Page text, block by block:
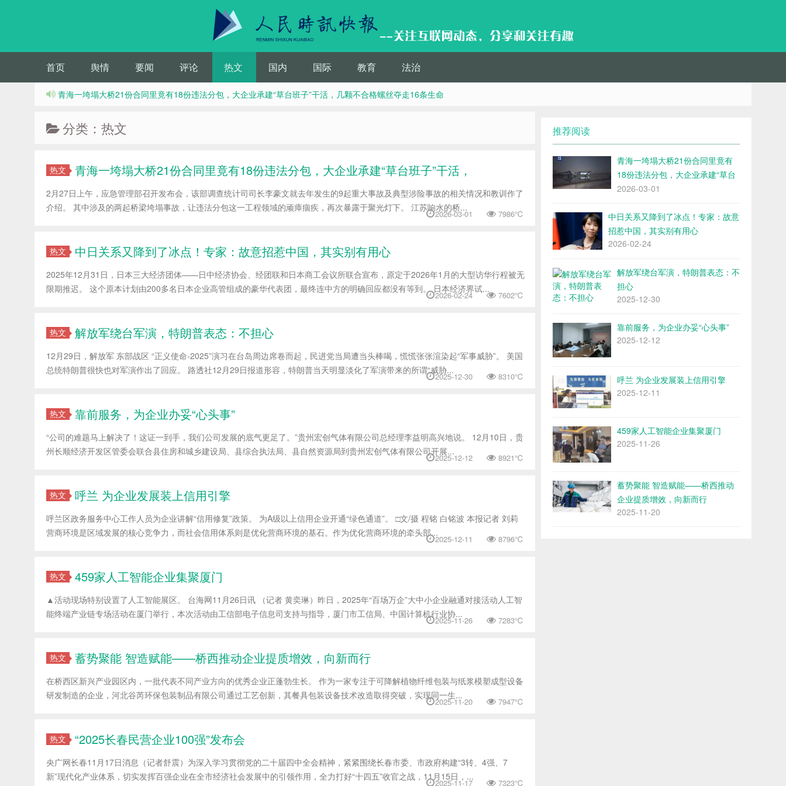
首页 舆情 要闻 评论 热文 国内 国际 教育 法治
青海一垮塌大桥21份合同里竟有18份违法分包，大企业承建“草台班子”干活，几颗不合格螺丝夺走16条生命
分类：热文
热文 青海一垮塌大桥21份合同里竟有18份违法分包，大企业承建“草台班子”干活，
2月27日上午，应急管理部召开发布会，该部调查统计司司长李豪文就去年发生的9起重大事故及典型涉险事故的相关情况和教训作了
介绍。 其中涉及的两起桥梁垮塌事故，让违法分包这一工程领域的顽瘴痼疾，再次暴露于聚光灯下。 江苏响水的桥...
2026-03-01 7986℃
热文 中日关系又降到了冰点！专家：故意招惹中国，其实别有用心
2025年12月31日，日本三大经济团体——日中经济协会、经团联和日本商工会议所联合宣布，原定于2026年1月的大型访华行程被无
限期推迟。 这个原本计划由200多名日本企业高管组成的豪华代表团，最终连中方的明确回应都没有等到。 日本经济界试...
2026-02-24 7602℃
热文 解放军绕台军演，特朗普表态：不担心
12月29日，解放军 东部战区 “正义使命-2025”演习在台岛周边席卷而起，民进党当局遭当头棒喝，慌慌张张渲染起“军事威胁”。 美国
总统特朗普很快也对军演作出了回应。 路透社12月29日报道形容，特朗普当天明显淡化了军演带来的所谓“威胁...
2025-12-30 8310℃
热文 靠前服务，为企业办妥“心头事”
“公司的难题马上解决了！这证一到手，我们公司发展的底气更足了。”贵州宏创气体有限公司总经理李益明高兴地说。 12月10日，贵
州长顺经济开发区管委会联合县住房和城乡建设局、县综合执法局、县自然资源局到贵州宏创气体有限公司开展...
2025-12-12 8921℃
热文 呼兰 为企业发展装上信用引擎
呼兰区政务服务中心工作人员为企业讲解“信用修复”政策。 为A级以上信用企业开通“绿色通道”。 □文/摄 程铭 白铭波 本报记者 刘莉
营商环境是区域发展的核心竞争力，而社会信用体系则是优化营商环境的基石。作为优化营商环境的牵头部...
2025-12-11 8796℃
热文 459家人工智能企业集聚厦门
▲活动现场特别设置了人工智能展区。 台海网11月26日讯 （记者 黄奕琳）昨日，2025年“百场万企”大中小企业融通对接活动人工智
能终端产业链专场活动在厦门举行，本次活动由工信部电子信息司支持与指导，厦门市工信局、中国计算机行业协...
2025-11-26 7283℃
热文 蓄势聚能 智造赋能——桥西推动企业提质增效，向新而行
在桥西区新兴产业园区内，一批代表不同产业方向的优秀企业正蓬勃生长。 作为一家专注于可降解植物纤维包装与纸浆模塑成型设备
研发制造的企业，河北谷芮环保包装制品有限公司通过工艺创新，其餐具包装设备技术改造取得突破，实现同一生...
2025-11-20 7947℃
热文 “2025长春民营企业100强”发布会
央广网长春11月17日消息（记者舒震）为深入学习贯彻党的二十届四中全会精神，紧紧围绕长春市委、市政府构建“3转、4强、7
新”现代化产业体系，切实发挥百强企业在全市经济社会发展中的引领作用，全力打好“十四五”收官之战，11月15日，...
2025-11-17 7323℃
推荐阅读
青海一垮塌大桥21份合同里竟有
18份违法分包，大企业承建“草台
班子”干活，
2026-03-01
中日关系又降到了冰点！专家：故意
招惹中国，其实别有用心
2026-02-24
解放军绕台军演，特朗普表态：不
担心
2025-12-30
靠前服务，为企业办妥“心头事”
2025-12-12
呼兰 为企业发展装上信用引擎
2025-12-11
459家人工智能企业集聚厦门
2025-11-26
蓄势聚能 智造赋能——桥西推动
企业提质增效，向新而行
2025-11-20